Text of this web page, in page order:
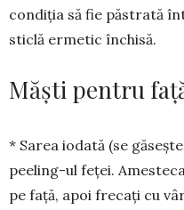
condiția să fie păstrată
sticlă ermetic în­chisă.
Măști pentru
* Sarea iodată (se
peeling-ul feței.
pe față, apoi frecați cu